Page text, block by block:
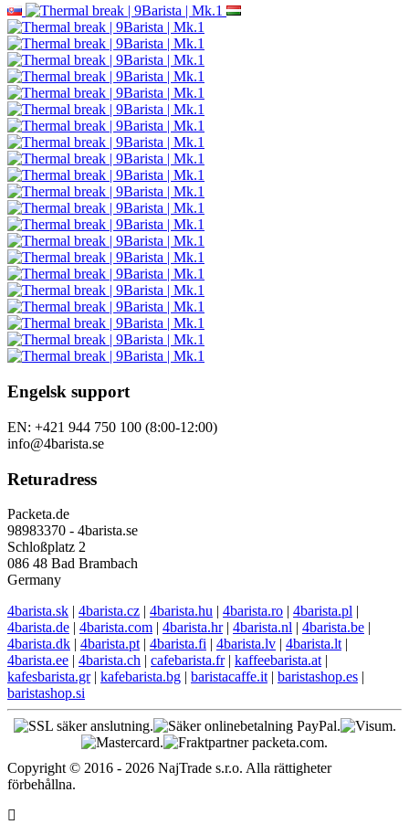
Engelsk support
EN: +421 944 750 100 (8:00-12:00)
info@4barista.se
Returadress
Packeta.de
98983370 - 4barista.se
Schloßplatz 2
086 48 Bad Brambach
Germany
4barista.sk | 4barista.cz | 4barista.hu | 4barista.ro | 4barista.pl |
4barista.de | 4barista.com | 4barista.hr| 4barista.nl | 4barista.be |
4barista.dk | 4barista.pt | 4barista.fi | 4barista.lv | 4barista.lt |
4barista.ee | 4barista.ch | cafebarista.fr| kaffeebarista.at |
kafesbarista.gr| kafebarista.bg | baristacaffe.it | baristashop.es |
baristashop.si
Copyright © 2016 - 2026 NajTrade s.r.o. Alla rättigheter
förbehållna.